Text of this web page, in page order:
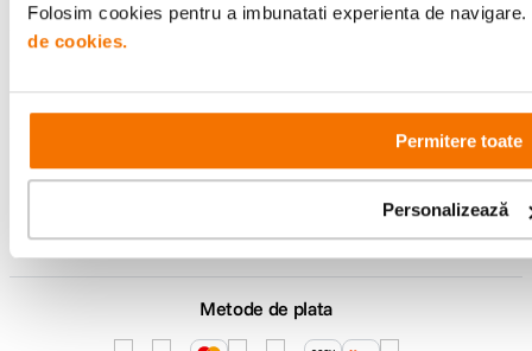
Folosim cookies pentru a imbunatati experienta de
de cookies.
Permitere toate
Personalizează
Service si garantii
F64 Studio
Urmareste-ne
Metode de plata